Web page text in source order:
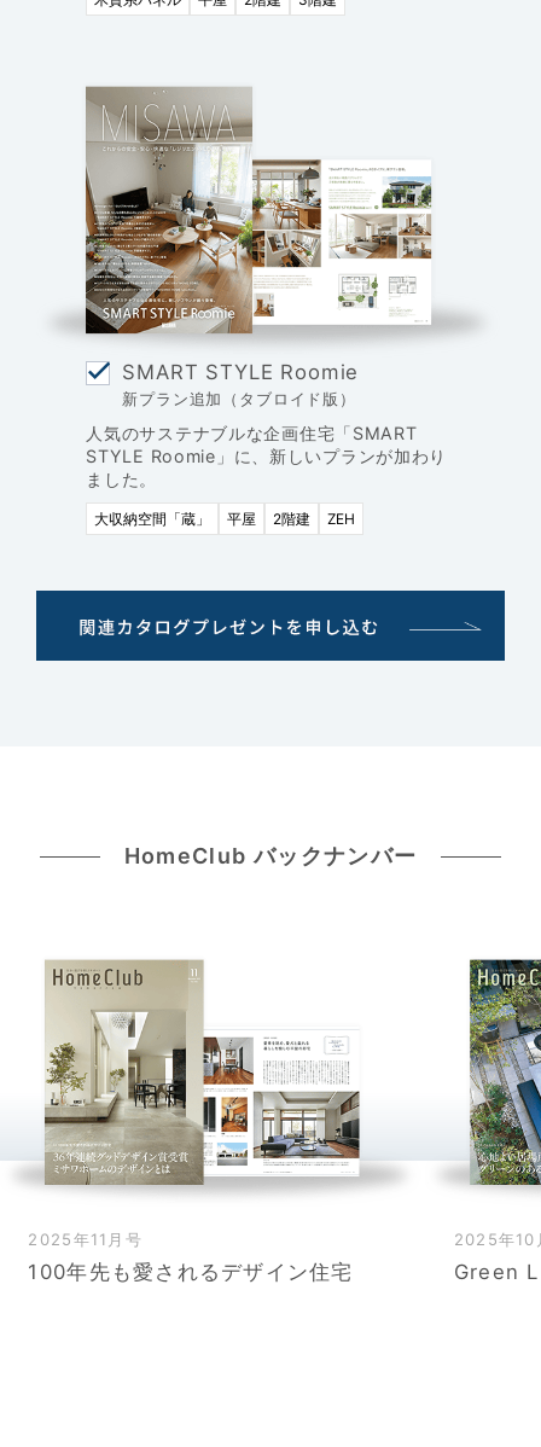
SMART STYLE Roomie
新プラン追加（タブロイド版）
人気のサステナブルな企画住宅「SMART
STYLE Roomie」に、新しいプランが加わり
ました。
大収納空間「蔵」 平屋 2階建 ZEH
HomeClub バックナンバー
2025年11月号
100年先も愛されるデザイン住宅
2025年10
Green